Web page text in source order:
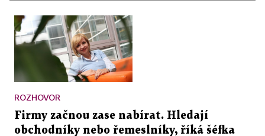
ROZHOVOR
Firmy začnou zase nabírat. Hledají
obchodníky nebo řemeslníky, říká šéfka